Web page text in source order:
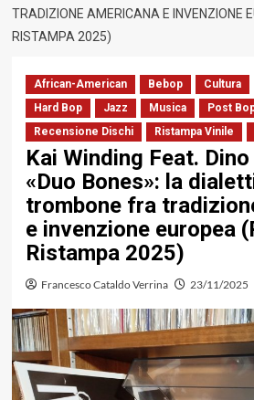
TRADIZIONE AMERICANA E INVENZIONE
RISTAMPA 2025)
African-American Bebop Cultura
Hard Bop
Jazz Musica
Post
Recensione Dischi
Ristampa Vinile
Kai Winding Feat.
«Duo Bones»: la
trombone fra
e invenzione europea
Ristampa 2025)
Francesco Cataldo Verrina 23/11/2025